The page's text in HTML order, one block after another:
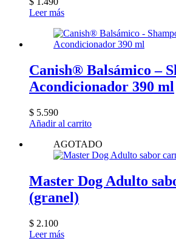
Leer más
Canish® Balsámico –
Acondicionador 390 ml
$ 5.590
Añadir al carrito
AGOTADO
Master Dog Adulto
(granel)
$ 2.100
Leer más